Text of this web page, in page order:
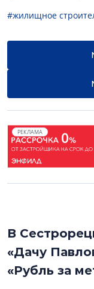
#жилищное
РЕКЛАМА
В
«Дачу
«Рубль за